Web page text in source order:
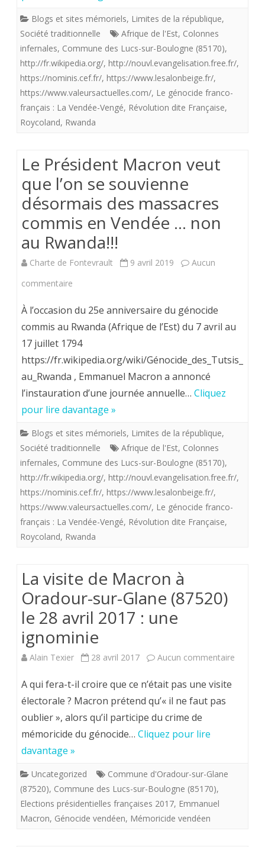
jouer
avec
la
république?
se
souvienne
désormais
des
massacres
commis
Vendée
…
non
au
Rwanda!!!
Blogs et sites mémoriels, Limites de la république,
Société traditionnelle
Afrique de l'Est, Colonnes
infernales, Commune des Lucs-sur-Boulogne (85170),
http://fr.wikipedia.org/, http://nouvl.evangelisation.free.fr/,
https://nominis.cef.fr/, https://www.lesalonbeige.fr/,
https://www.valeursactuelles.com/, Le génocide franco-
français : La Vendée-Vengé, Révolution dite Française,
Roycoland, Rwanda
Le Président Macron veut
que l’on se souvienne
désormais des massacres
commis en Vendée … non
au Rwanda!!!
Charte de Fontevrault 9 avril 2019
Aucun
commentaire
Président
Macron
veut
l’on
se
souvienne
désormais
des
massacres
commis
Vendée
…
non
au
Rwanda!!!
À l’occasion du 25e anniversaire du génocide
commis au Rwanda (Afrique de l’Est) du 7 avril au
17 juillet 1794
https://fr.wikipedia.org/wiki/Génocide_des_Tutsis_
au_Rwanda , Emmanuel Macron a annoncé
l’instauration d’une journée annuelle… Cliquez
pour lire davantage »
Blogs et sites mémoriels, Limites de la république,
Société traditionnelle
Afrique de l'Est, Colonnes
infernales, Commune des Lucs-sur-Boulogne (85170),
http://fr.wikipedia.org/, http://nouvl.evangelisation.free.fr/,
https://nominis.cef.fr/, https://www.lesalonbeige.fr/,
https://www.valeursactuelles.com/, Le génocide franco-
français : La Vendée-Vengé, Révolution dite Française,
Roycoland, Rwanda
La visite de Macron à
Oradour-sur-Glane (87520)
le 28 avril 2017 : une
ignominie
Alain Texier 28 avril 2017 Aucun commentaire
A qui fera-t-il croire que ce n’était pas une visite
électorale ? Macron prétend qu’« il ne faut pas
oublier », alors qu’il participe du crime de
mémoricide du génocide… Cliquez pour lire
davantage »
Uncategorized
Commune d'Oradour-sur-Glane
(87520), Commune des Lucs-sur-Boulogne (85170),
Elections présidentielles françaises 2017, Emmanuel
Macron, Génocide vendéen, Mémoricide vendéen